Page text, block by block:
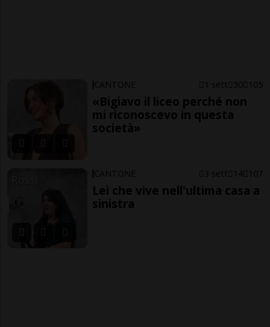
CANTONE 1 sett 30 105
«Bigiavo il liceo perché non
mi riconoscevo in questa
società»
CANTONE 3 sett 14 107
Lei che vive nell'ultima casa a
sinistra